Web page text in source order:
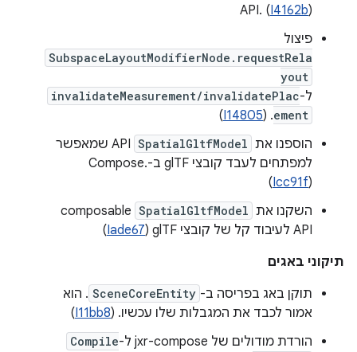
API. (I4162b)
פיצול
SubspaceLayoutModifierNode.requestRela
yout
ל-invalidateMeasurement/invalidatePlac
ement
. (
I14805
)
הוספנו את SpatialGltfModel
API שמאפשר
למפתחים לעבד קובצי glTF ב-Compose.
(Icc91f)
השקנו את SpatialGltfModel
composable
API לעיבוד קל של קובצי glTF‏ (
Iade67
)
תיקוני באגים
תוקן באג בפריסה ב- SceneCoreEntity . הוא
אמור לכבד את המגבלות שלו עכשיו. (I11bb8
)
הורדת מודולים של jxr-compose ל-
Compile